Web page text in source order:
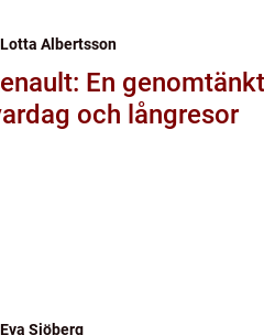
Lotta Albertsson
En genomtänkt
och långresor
Eva Sjöberg